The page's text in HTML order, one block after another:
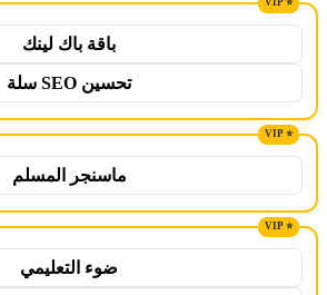
باقة باك لينك
تحسين SEO سلة
ماسنجر المسلم
ضوء التعليمي